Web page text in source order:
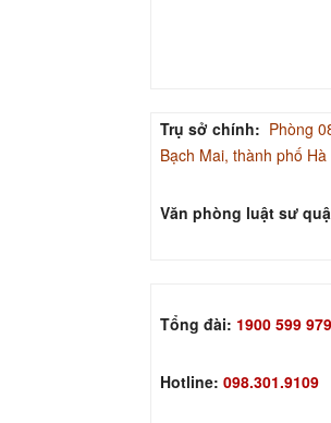
Trụ sở chính: Phòng
Bạch Mai, thành phố Hà
Văn phòng luật sư
Tổng đài: 1900 599 979
Hotline: 098.301.9109